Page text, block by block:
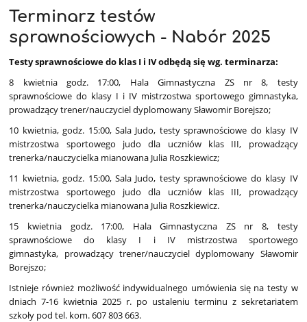
Terminarz
testów
sprawnościowych
Terminarz testów
sprawnościowych - Nabór 2025
Testy sprawnościowe do klas I i IV odbędą się wg. terminarza:
8 kwietnia godz. 17:00, Hala Gimnastyczna ZS nr 8, testy
sprawnościowe do klasy I i IV mistrzostwa sportowego gimnastyka,
prowadzący trener/nauczyciel dyplomowany Sławomir Borejszo;
10 kwietnia, godz. 15:00, Sala Judo, testy sprawnościowe do klasy IV
mistrzostwa sportowego judo dla uczniów klas III, prowadzący
trenerka/nauczycielka mianowana Julia Roszkiewicz;
11 kwietnia, godz. 15:00, Sala Judo, testy sprawnościowe do klasy IV
mistrzostwa sportowego judo dla uczniów klas III, prowadzący
trenerka/nauczycielka mianowana Julia Roszkiewicz.
15 kwietnia godz. 17:00, Hala Gimnastyczna ZS nr 8, testy
sprawnościowe do klasy I i IV mistrzostwa sportowego
gimnastyka, prowadzący trener/nauczyciel dyplomowany Sławomir
Borejszo;
Istnieje również możliwość indywidualnego umówienia się na testy w
dniach 7-16 kwietnia 2025 r. po ustaleniu terminu z sekretariatem
szkoły pod tel. kom. 607 803 663.